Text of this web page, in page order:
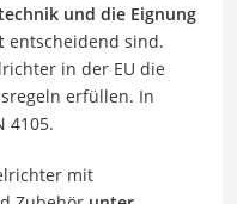
und die Eignung
entscheidend sind.
in der EU die
erfüllen. In
4105.
mit